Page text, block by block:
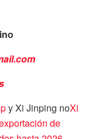
y Xi Jinping noXi
de